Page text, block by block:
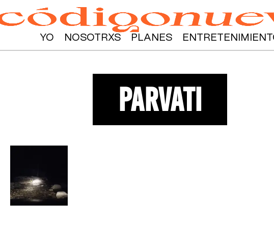
YO NOSOTRXS PLANES
parvati